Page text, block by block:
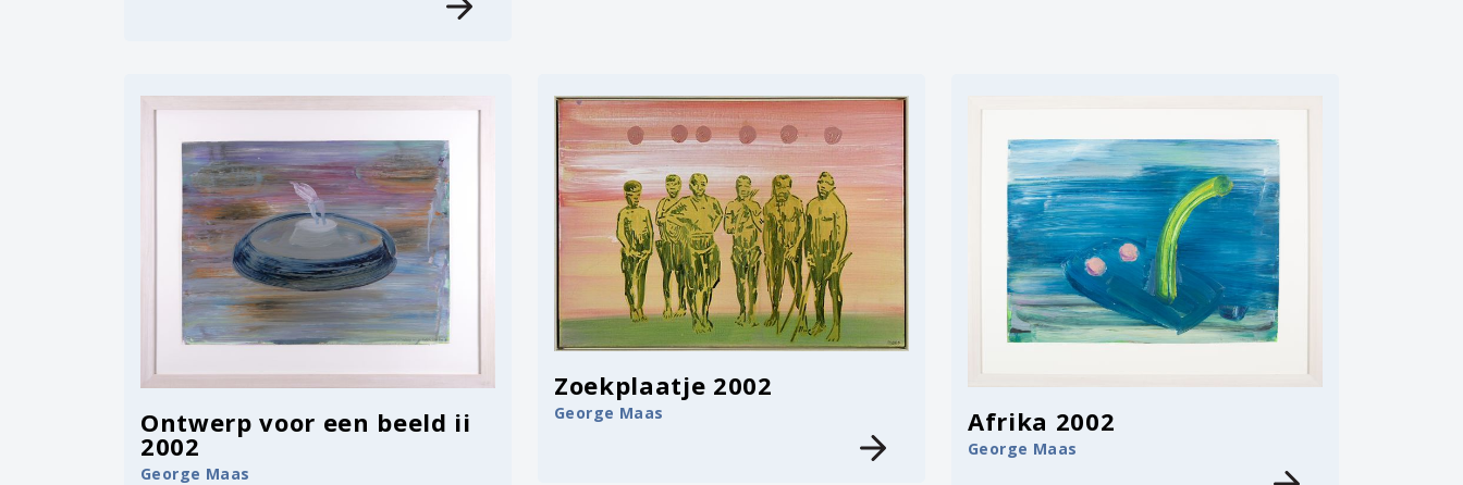
Ontwerp voor een beeld ii
2002
George Maas
Zoekplaatje 2002
George Maas Afrika 2002
George Maas